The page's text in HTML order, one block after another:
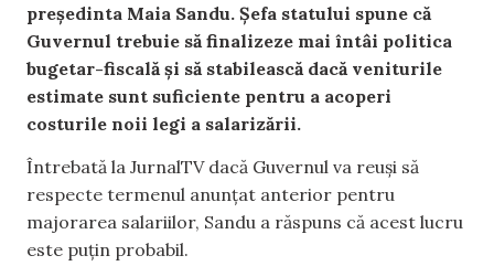
președinta Maia Sandu. Șefa statului spune că
Guvernul trebuie să finalizeze mai întâi politica
bugetar-fiscală și să stabilească dacă veniturile
estimate sunt suficiente pentru a acoperi
costurile noii legi a salarizării.
Întrebată la JurnalTV dacă Guvernul va reuși să
respecte termenul anunțat anterior pentru
majorarea salariilor, Sandu a răspuns că acest lucru
este puțin probabil.